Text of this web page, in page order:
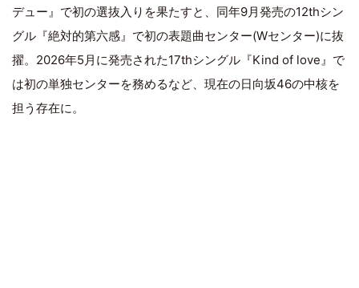
デュー』で初の選抜入りを果たすと、同年9月発売の12thシン
グル『絶対的第六感』で初の表題曲センター(Wセンター)に抜
擢。2026年5月に発売された17thシングル『Kind of love』で
は初の単独センターを務めるなど、現在の日向坂46の中核を
担う存在に。